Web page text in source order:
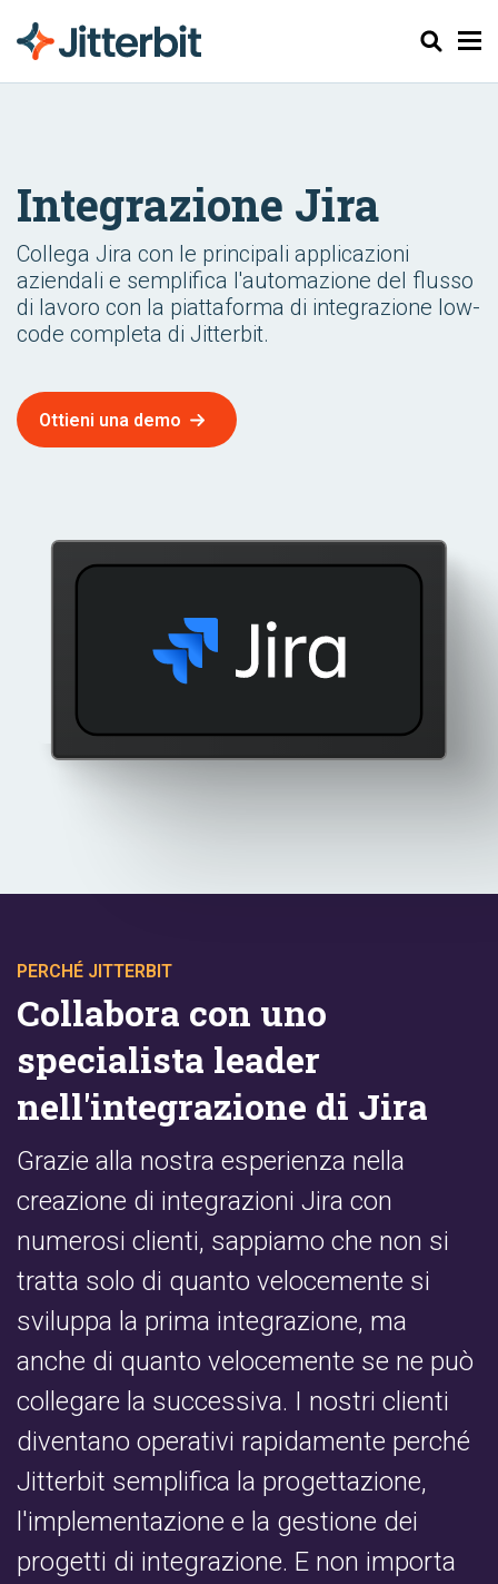
Cerca
Integrazione Jira
Collega Jira con le principali applicazioni
aziendali e semplifica l'automazione del flusso
di lavoro con la piattaforma di integrazione low-
code completa di Jitterbit.
Ottieni una demo
PERCHÉ JITTERBIT
Collabora con uno
specialista leader
nell'integrazione di Jira
Grazie alla nostra esperienza nella
creazione di integrazioni Jira con
numerosi clienti, sappiamo che non si
tratta solo di quanto velocemente si
sviluppa la prima integrazione, ma
anche di quanto velocemente se ne può
collegare la successiva. I nostri clienti
diventano operativi rapidamente perché
Jitterbit semplifica la progettazione,
l'implementazione e la gestione dei
progetti di integrazione. E non importa